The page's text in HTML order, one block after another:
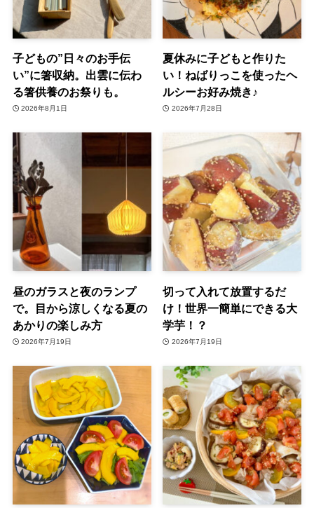
子どもの”日々のお手伝
い”に箸収納。出雲に伝わ
る箸供養のお祭りも。
2026年8月1日
夏休みに子どもと作りた
い！ねばりっこを使ったヘ
ルシーお好み焼き♪
2026年7月28日
昼のガラスと夜のランプ
で。目から涼しくなる夏の
あかりの楽しみ方
2026年7月19日
切って入れて放置するだ
け！世界一簡単にできる大
学芋！？
2026年7月19日